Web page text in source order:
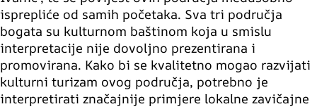
isprepliće od samih početaka. Sva tri područja
bogata su kulturnom baštinom koja u smislu
interpretacije nije dovoljno prezentirana i
promovirana. Kako bi se kvalitetno mogao razvijati
kulturni turizam ovog područja, potrebno je
interpretirati značajnije primjere lokalne zavičajne